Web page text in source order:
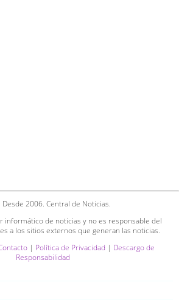
. Desde 2006. Central de Noticias.
informático de noticias y no es responsable del
a los sitios externos que generan las noticias.
| Política de Privacidad | Descargo de
Responsabilidad